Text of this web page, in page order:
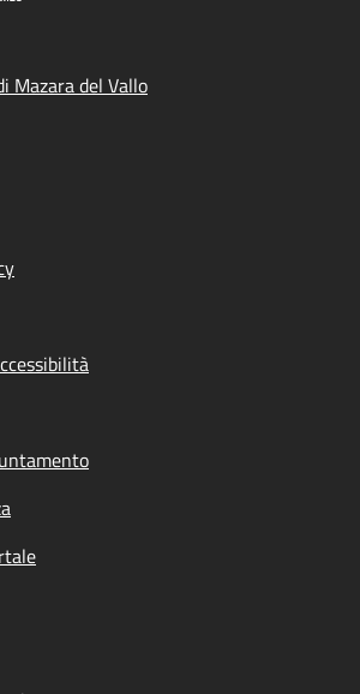
Mazara del Vallo